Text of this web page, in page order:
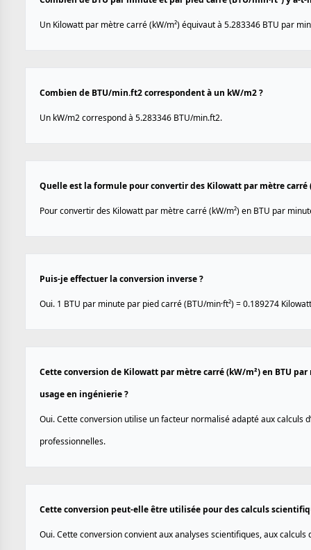
Un Kilowatt par mètre carré (kW/m²) équivaut à 5.283346 BTU par
Combien de BTU/min.ft2 correspondent à un kW/m2 ?
Un kW/m2 correspond à 5.283346 BTU/min.ft2.
Quelle est la formule pour convertir des Kilowatt par mètre carré
Pour convertir des Kilowatt par mètre carré (kW/m²) en BTU par
Puis-je effectuer la conversion inverse ?
Oui. 1 BTU par minute par pied carré (BTU/min·ft²) = 0.189274
Cette conversion de Kilowatt par mètre carré (kW/m²) en BTU
usage en ingénierie ?
Oui. Cette conversion utilise un facteur normalisé adapté aux calculs
professionnelles.
Cette conversion peut-elle être utilisée pour des calculs
Oui. Cette conversion convient aux analyses scientifiques, aux